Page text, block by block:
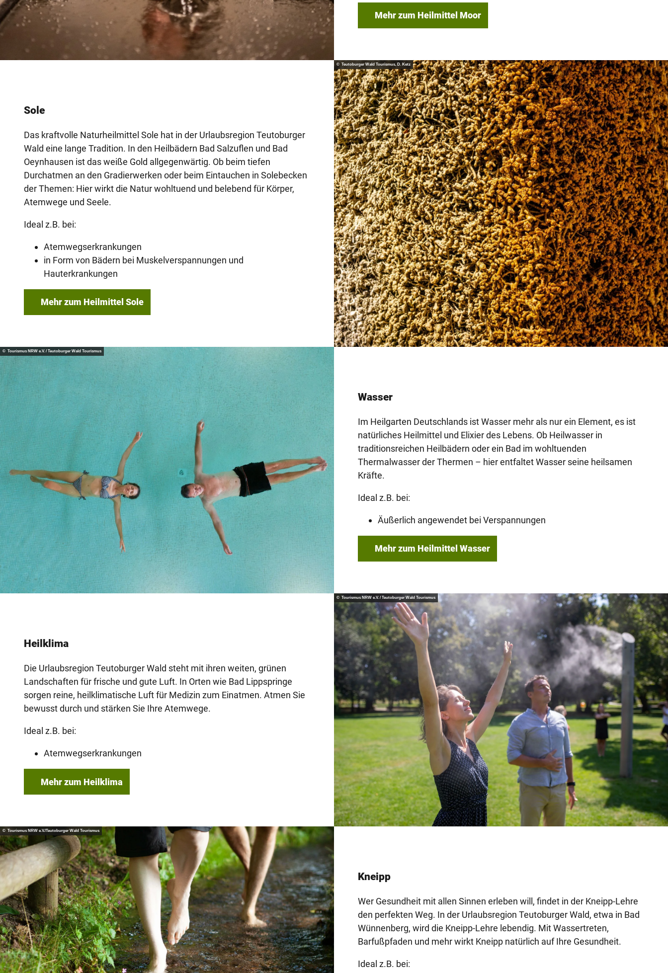
Mehr zum Heilmittel Moor
Sole
Das kraftvolle Naturheilmittel Sole hat in der Urlaubsregion Teutoburger
Wald eine lange Tradition. In den Heilbädern Bad Salzuflen und Bad
Oeynhausen ist das weiße Gold allgegenwärtig. Ob beim tiefen
Durchatmen an den Gradierwerken oder beim Eintauchen in Solebecken
der Themen: Hier wirkt die Natur wohltuend und belebend für Körper,
Atemwege und Seele.
Ideal z.B. bei:
Atemwegserkrankungen
in Form von Bädern bei Muskelverspannungen und
Hauterkrankungen
Mehr zum Heilmittel Sole
© Teutoburger Wald Tourismus, D. Ketz
© Tourismus NRW e.V. / Teutoburger Wald Tourismus
Wasser
Im Heilgarten Deutschlands ist Wasser mehr als nur ein Element, es ist
natürliches Heilmittel und Elixier des Lebens. Ob Heilwasser in
traditionsreichen Heilbädern oder ein Bad im wohltuenden
Thermalwasser der Thermen – hier entfaltet Wasser seine heilsamen
Kräfte.
Ideal z.B. bei:
Äußerlich angewendet bei Verspannungen
Mehr zum Heilmittel Wasser
Heilklima
Die Urlaubsregion Teutoburger Wald steht mit ihren weiten, grünen
Landschaften für frische und gute Luft. In Orten wie Bad Lippspringe
sorgen reine, heilklimatische Luft für Medizin zum Einatmen. Atmen Sie
bewusst durch und stärken Sie Ihre Atemwege.
Ideal z.B. bei:
Atemwegserkrankungen
Mehr zum Heilklima
© Tourismus NRW e.V. / Teutoburger Wald Tourismus
© Tourismus NRW e.V./Teutoburger Wald Tourismus
Kneipp
Wer Gesundheit mit allen Sinnen erleben will, findet in der Kneipp-Lehre
den perfekten Weg. In der Urlaubsregion Teutoburger Wald, etwa in Bad
Wünnenberg, wird die Kneipp-Lehre lebendig. Mit Wassertreten,
Barfußpfaden und mehr wirkt Kneipp natürlich auf Ihre Gesundheit.
Ideal z.B. bei: